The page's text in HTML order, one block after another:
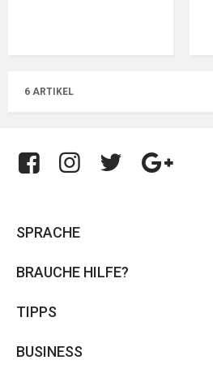
6 ARTIKEL
SPRACHE
BRAUCHE HILFE?
TIPPS
BUSINESS